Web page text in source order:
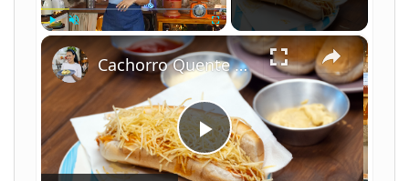
Fullscreen ×
P
Cachorro Quente Cremoso com Milho e Batata Palha